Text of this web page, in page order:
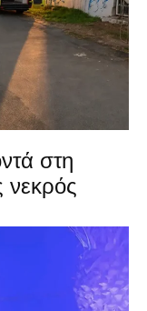
στη
νεκρός